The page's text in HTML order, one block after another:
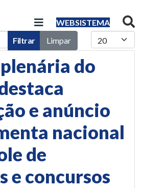
WEBSISTEMA
Filtrar Limpar Mostrar #
do
e anúncio
nacional
de
e concursos